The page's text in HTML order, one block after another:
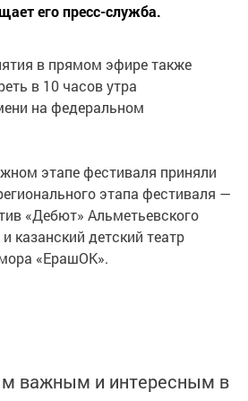
его пресс-служба.
в прямом эфире также
в 10 часов утра
на федеральном
этапе фестиваля приняли
этапа фестиваля —
«Дебют» Альметьевского
казанский детский театр
«ЕрашОК».
важным и интересным в